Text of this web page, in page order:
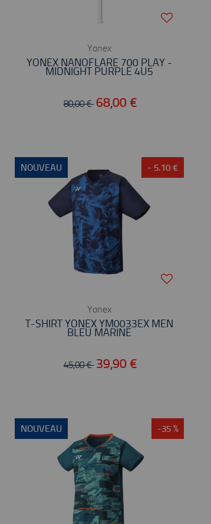
Yonex
YONEX NANOFLARE 700 PLAY -
MIDNIGHT PURPLE 4U5
80,00 €68,00 €
NOUVEAU - 5.10 €
Yonex
T-SHIRT YONEX YM0033EX MEN
BLEU MARINE
45,00 € 39,90 €
NOUVEAU -35 %